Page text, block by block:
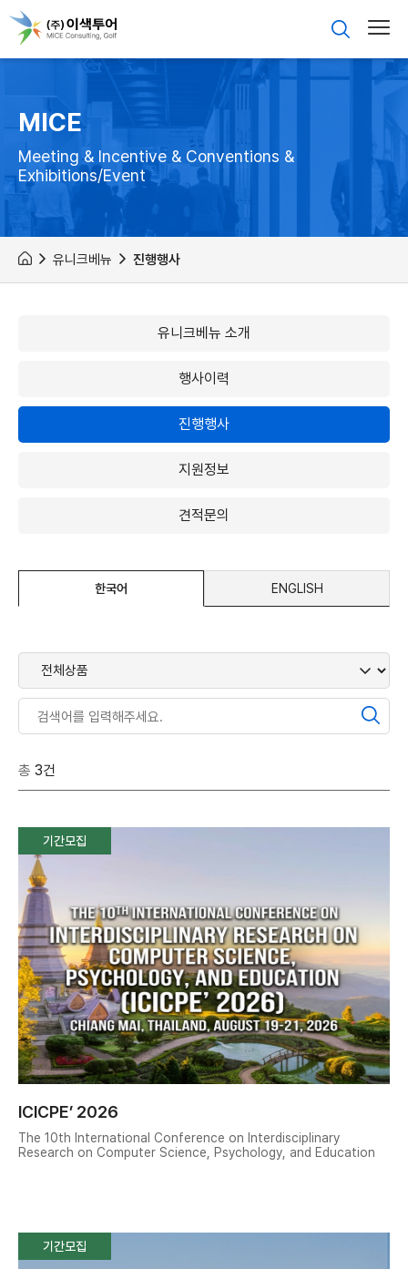
MICE
Meeting & Incentive & Conventions &
Exhibitions/Event
유니크베뉴 진행행사
유니크베뉴 소개
행사이력
진행행사
지원정보
견적문의
한국어 ENGLISH
총 3건
기간모집
ICICPE’ 2026
The 10th International Conference on Interdisciplinary
Research on Computer Science, Psychology, and Education
기간모집